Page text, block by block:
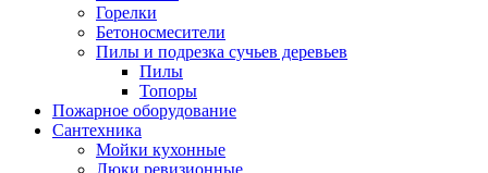
Горелки
Бетоносмесители
Пилы и подрезка сучьев деревьев
Пилы
Топоры
Пожарное оборудование
Сантехника
Мойки кухонные